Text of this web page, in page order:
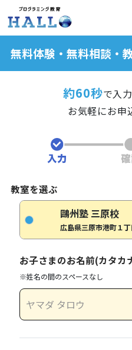
無料体験・無料相談・
約60秒で入
お気軽にお申
教室を選ぶ
鷗州塾 三原校
広島県三原市港町１
お子さまのお名前(カタカ
※姓名の間のスペースなし